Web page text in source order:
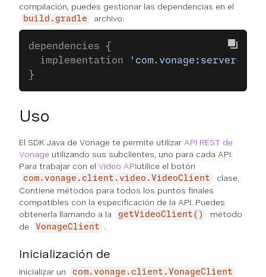
compilación, puedes gestionar las dependencias en el
build.gradle archivo:
dependencies {
  implementation
'com.vonage:server-
}
Uso
El SDK Java de Vonage te permite utilizar API REST de
Vonage utilizando sus subclientes, uno para cada API.
Para trabajar con el Video APIutilice el botón
com.vonage.client.video.VideoClient
clase.
Contiene métodos para todos los puntos finales
compatibles con la especificación de la API. Puedes
obtenerla llamando a la
getVideoClient()
método
de
VonageClient .
Inicialización de
Inicializar un com.vonage.client.VonageClient